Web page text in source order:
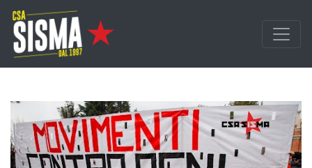
Passa ai contenuti principali